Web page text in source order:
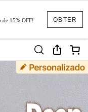
OBTER
de 15% OFF!